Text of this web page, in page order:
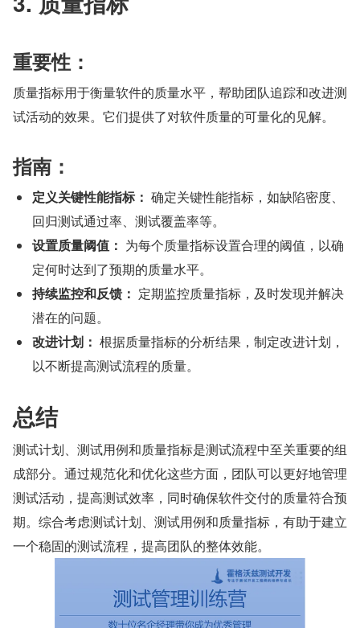
重要性：
质量指标用于衡量软件的质量水平，帮助团队追踪和改进测
试活动的效果。它们提供了对软件质量的可量化的见解。
指南：
定义关键性能指标： 确定关键性能指标，如缺陷密度、
回归测试通过率、测试覆盖率等。
设置质量阈值： 为每个质量指标设置合理的阈值，以确
定何时达到了预期的质量水平。
持续监控和反馈： 定期监控质量指标，及时发现并解决
潜在的问题。
改进计划： 根据质量指标的分析结果，制定改进计划，
以不断提高测试流程的质量。
总结
测试计划、测试用例和质量指标是测试流程中至关重要的组
成部分。通过规范化和优化这些方面，团队可以更好地管理
测试活动，提高测试效率，同时确保软件交付的质量符合预
期。综合考虑测试计划、测试用例和质量指标，有助于建立
一个稳固的测试流程，提高团队的整体效能。